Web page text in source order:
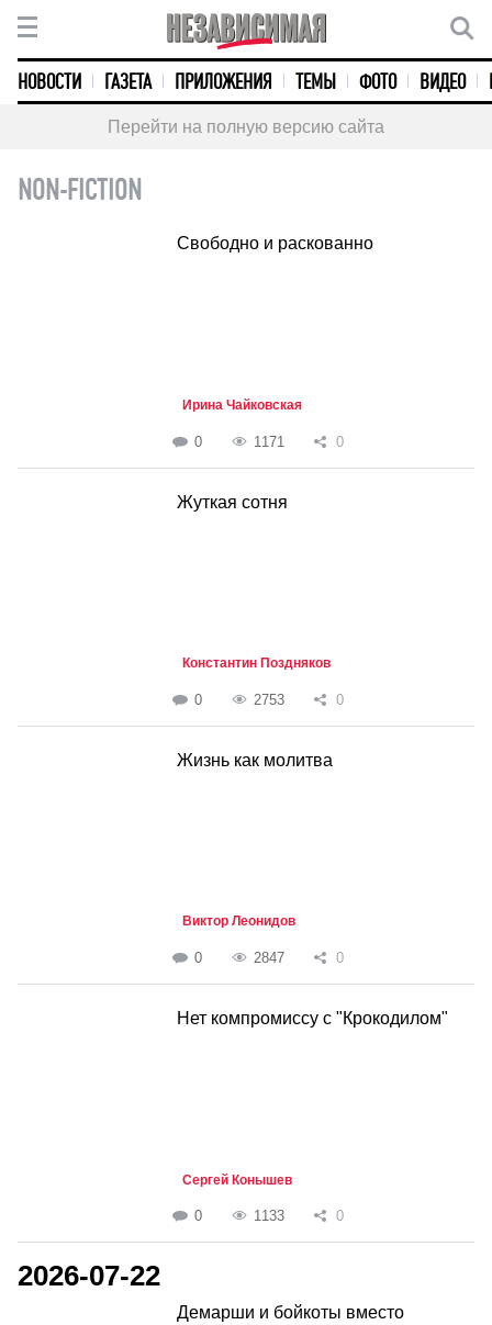
НОВОСТИ ГАЗЕТА ПРИЛОЖЕНИЯ ТЕМЫ ФОТО ВИДЕО
Перейти на полную версию сайта
NON-FICTION
Свободно и раскованно
Ирина Чайковская
0 1171 0
Жуткая сотня
Константин Поздняков
0 2753 0
Жизнь как молитва
Виктор Леонидов
0 2847 0
Нет компромиссу с "Крокодилом"
Сергей Конышев
0 1133 0
2026-07-22
Демарши и бойкоты вместо